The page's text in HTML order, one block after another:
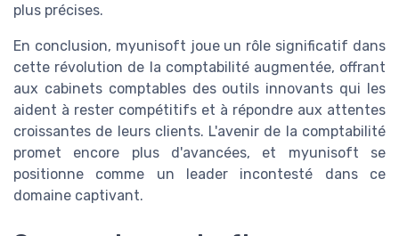
plus précises.
En conclusion, myunisoft joue un rôle significatif dans
cette révolution de la comptabilité augmentée, offrant
aux cabinets comptables des outils innovants qui les
aident à rester compétitifs et à répondre aux attentes
croissantes de leurs clients. L'avenir de la comptabilité
promet encore plus d'avancées, et myunisoft se
positionne comme un leader incontesté dans ce
domaine captivant.